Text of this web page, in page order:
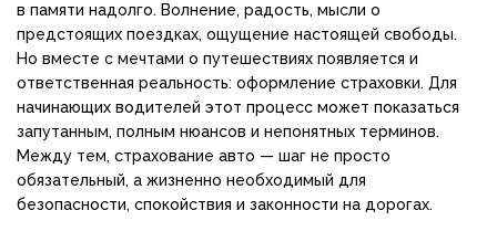
в памяти надолго. Волнение, радость, мысли о
предстоящих поездках, ощущение настоящей свободы.
Но вместе с мечтами о путешествиях появляется и
ответственная реальность: оформление страховки. Для
начинающих водителей этот процесс может показаться
запутанным, полным нюансов и непонятных терминов.
Между тем, страхование авто — шаг не просто
обязательный, а жизненно необходимый для
безопасности, спокойствия и законности на дорогах.